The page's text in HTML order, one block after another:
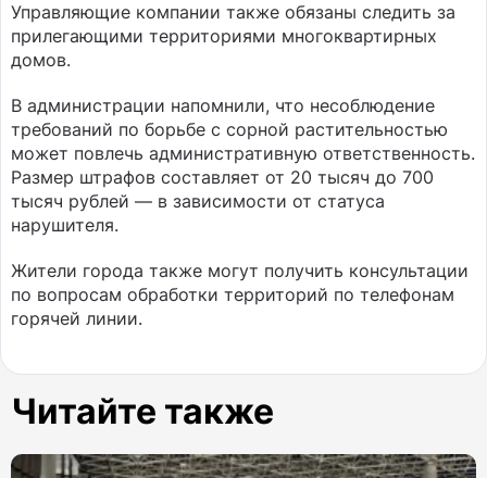
Управляющие компании также обязаны следить за
прилегающими территориями многоквартирных
домов.
В администрации напомнили, что несоблюдение
требований по борьбе с сорной растительностью
может повлечь административную ответственность.
Размер штрафов составляет от 20 тысяч до 700
тысяч рублей — в зависимости от статуса
нарушителя.
Жители города также могут получить консультации
по вопросам обработки территорий по телефонам
горячей линии.
Читайте также